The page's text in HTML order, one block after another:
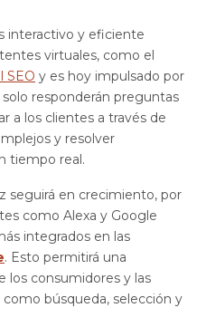
interactivo y eficiente
virtuales, como el
SEO y es hoy impulsado por
solo responderán preguntas
a los clientes a través de
y resolver
tiempo real.
seguirá en crecimiento, por
como Alexa y Google
integrados en las
. Esto permitirá una
los consumidores y las
búsqueda, selección y